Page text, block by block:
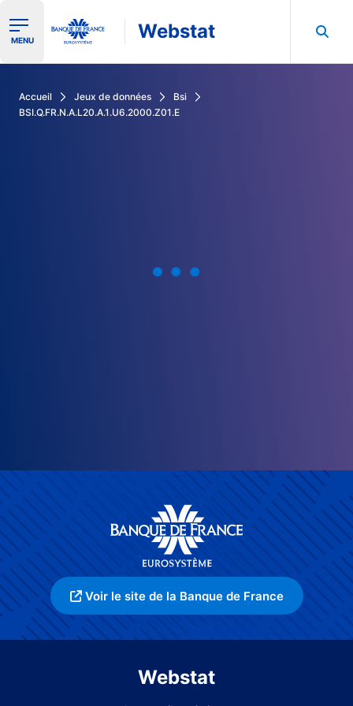
Ouvrir le menu de navigation
MENU Webstat
Accueil Jeux de données
Bsi
BSI.Q.FR.N.A.L20.A.1.U6.2000.Z01.E
Voir le site de la Banque de France
Webstat